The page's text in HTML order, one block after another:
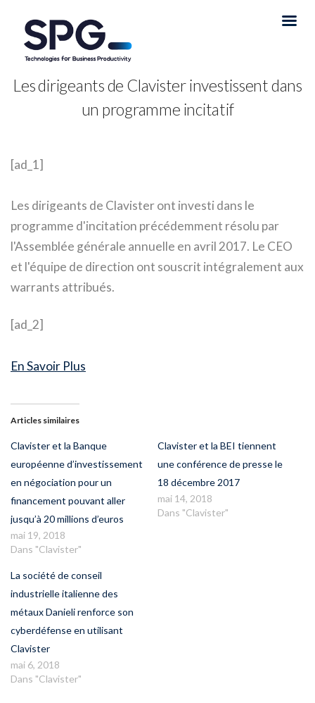
Les dirigeants de Clavister investissent dans
un programme incitatif
[ad_1]
Les dirigeants de Clavister ont investi dans le
programme d'incitation précédemment résolu par
l'Assemblée générale annuelle en avril 2017. Le CEO
et l'équipe de direction ont souscrit intégralement aux
warrants attribués.
[ad_2]
En Savoir Plus
Articles similaires
Clavister et la Banque
européenne d’investissement
en négociation pour un
financement pouvant aller
jusqu’à 20 millions d’euros
mai 19, 2018
Dans "Clavister"
Clavister et la BEI tiennent
une conférence de presse le
18 décembre 2017
mai 14, 2018
Dans "Clavister"
La société de conseil
industrielle italienne des
métaux Danieli renforce son
cyberdéfense en utilisant
Clavister
mai 6, 2018
Dans "Clavister"